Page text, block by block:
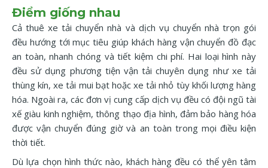
Điểm giống nhau
Cả thuê xe tải chuyển nhà và dịch vụ chuyển nhà trọn gói
đều hướng tới mục tiêu giúp khách hàng vận chuyển đồ đạc
an toàn, nhanh chóng và tiết kiệm chi phí. Hai loại hình này
đều sử dụng phương tiện vận tải chuyên dụng như xe tải
thùng kín, xe tải mui bạt hoặc xe tải nhỏ tùy khối lượng hàng
hóa. Ngoài ra, các đơn vị cung cấp dịch vụ đều có đội ngũ tài
xế giàu kinh nghiệm, thông thạo địa hình, đảm bảo hàng hóa
được vận chuyển đúng giờ và an toàn trong mọi điều kiện
thời tiết.
Dù lựa chọn hình thức nào, khách hàng đều có thể yên tâm